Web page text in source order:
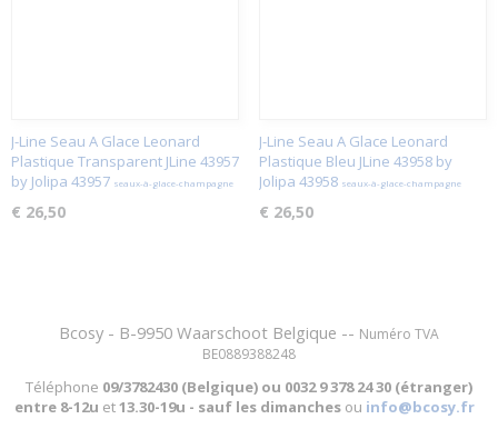
J-Line Seau A Glace Leonard
Plastique Transparent JLine 43957
by Jolipa 43957 seaux-à-glace-champagne
€ 26,50
J-Line Seau A Glace Leonard
Plastique Bleu JLine 43958 by
Jolipa 43958 seaux-à-glace-champagne
€ 26,50
Bcosy - B-9950 Waarschoot Belgique -- Numéro TVA
BE0889388248
Téléphone 09/3782430 (Belgique) ou 0032 9 378 24 30 (étranger)
entre 8-12u et13.30-19u - sauf les dimanchesou info@bcosy.fr